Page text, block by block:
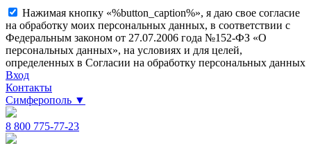
Нажимая кнопку «%button_caption%», я даю свое согласие
на обработку моих персональных данных, в соответствии с
Федеральным законом от 27.07.2006 года №152-ФЗ «О
персональных данных», на условиях и для целей,
определенных в Согласии на обработку персональных данных
Вход
Контакты
Симферополь ▼
8 800 775-77-23